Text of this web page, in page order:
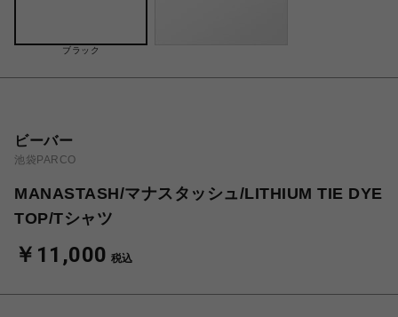
ブラック
ビーバー
池袋PARCO
MANASTASH/マナスタッシュ/LITHIUM TIE DYE
TOP/Tシャツ
￥11,000 税込